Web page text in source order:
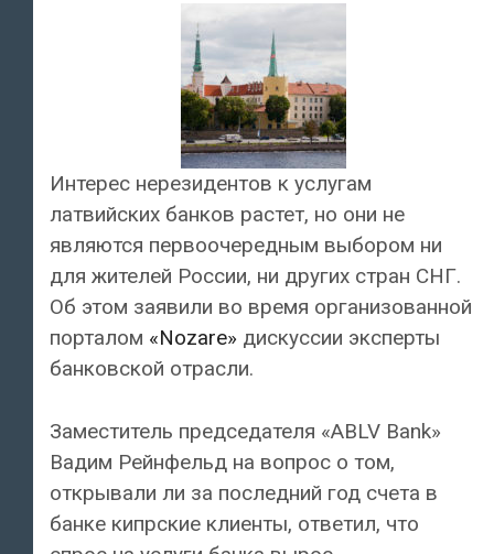
Интерес нерезидентов к услугам
латвийских банков растет, но они не
являются первоочередным выбором ни
для жителей России, ни других стран СНГ.
Об этом заявили во время организованной
порталом «Nozare» дискуссии эксперты
банковской отрасли.
Заместитель председателя «ABLV Bank»
Вадим Рейнфельд на вопрос о том,
открывали ли за последний год счета в
банке кипрские клиенты, ответил, что